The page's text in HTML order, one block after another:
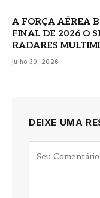
A FORÇA AÉREA
FINAL DE 2026 O
RADARES
julho 30, 2026
DEIXE UMA